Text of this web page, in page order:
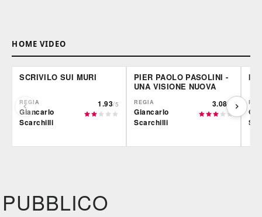
HOME VIDEO
SCRIVILO SUI MURI
REGIA
Giancarlo
Scarchilli
1.93/5
PIER PAOLO PASOLINI -
UNA VISIONE NUOVA
REGIA
Giancarlo
Scarchilli
3.08/5
I
PUBBLICO